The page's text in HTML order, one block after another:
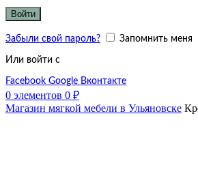
Войти
Забыли свой пароль? Запомнить меня
Или войти с
Facebook Google Вконтакте
0 элементов 0 ₽
Магазин мягкой мебели в Ульяновске